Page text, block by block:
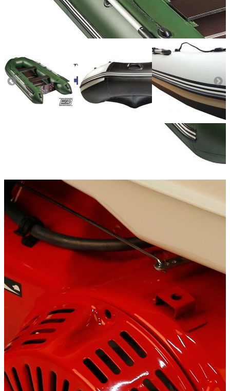
морская фанера
Добавить к сравнению
Нет в наличии
Сообщить о наличии
Способы оплаты
Наличными курьеру
Квитанцией
в любом банке